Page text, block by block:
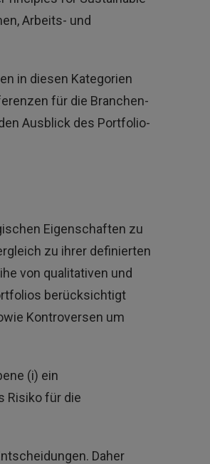
Arbeits- und
in diesen Kategorien
für die Branchen-
Ausblick des Portfolio-
Eigenschaften zu
zu ihrer definierten
von qualitativen und
berücksichtigt
Kontroversen um
(i) ein
Risiko für die
Daher